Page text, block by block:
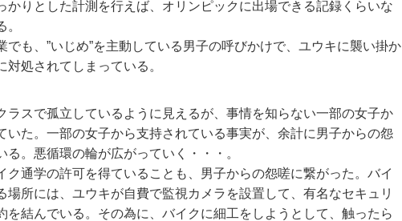
りとした計測を行えば、オリンピックに出場できる記録くらいな
。
も、”いじめ”を主動している男子の呼びかけで、ユウキに襲い掛か
対処されてしまっている。
スで孤立しているように見えるが、事情を知らない一部の女子か
いた。一部の女子から支持されている事実が、余計に男子からの怨
る。悪循環の輪が広がっていく・・・。
通学の許可を得ていることも、男子からの怨嗟に繋がった。バイ
場所には、ユウキが自費で監視カメラを設置して、有名なセキュリ
を結んでいる。その為に、バイクに細工をしようとして、触ったら